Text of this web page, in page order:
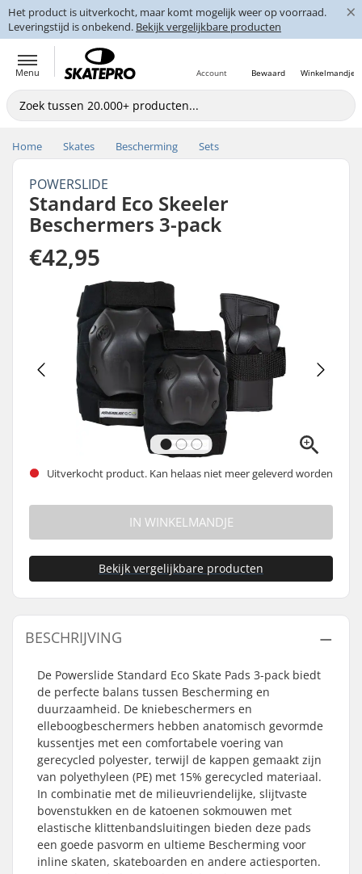
Het product is uitverkocht, maar komt mogelijk weer op voorraad.
Leveringstijd is onbekend. Bekijk vergelijkbare producten
×
Menu Winkelmandje
Bewaard
Account
Home Skates Bescherming Sets
POWERSLIDE
Standard Eco Skeeler
Beschermers 3-pack
€42,95
Uitverkocht product. Kan helaas niet meer geleverd worden
IN WINKELMANDJE
Bekijk vergelijkbare producten
BESCHRIJVING
De Powerslide Standard Eco Skate Pads 3-pack biedt
de perfecte balans tussen Bescherming en
duurzaamheid. De kniebeschermers en
elleboogbeschermers hebben anatomisch gevormde
kussentjes met een comfortabele voering van
gerecycled polyester, terwijl de kappen gemaakt zijn
van polyethyleen (PE) met 15% gerecycled materiaal.
In combinatie met de milieuvriendelijke, slijtvaste
bovenstukken en de katoenen sokmouwen met
elastische klittenbandsluitingen bieden deze pads
een goede pasvorm en ultieme Bescherming voor
inline skaten, skateboarden en andere actiesporten.